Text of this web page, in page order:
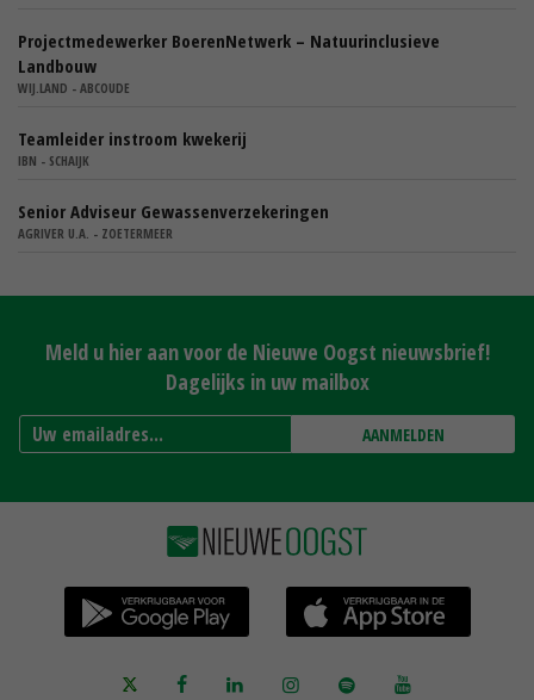
Projectmedewerker BoerenNetwerk – Natuurinclusieve
Landbouw
WIJ.LAND - ABCOUDE
Teamleider instroom kwekerij
IBN - SCHAIJK
Senior Adviseur Gewassenverzekeringen
AGRIVER U.A. - ZOETERMEER
Meld u hier aan voor de Nieuwe Oogst nieuwsbrief!
Dagelijks in uw mailbox
AANMELDEN